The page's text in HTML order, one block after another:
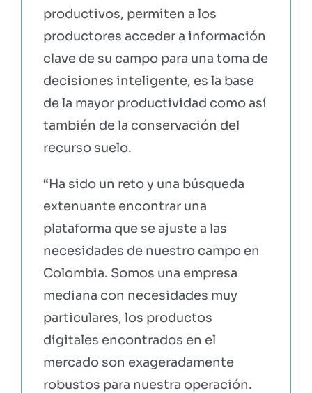
productivos, permiten a los
productores acceder a información
clave de su campo para una toma de
decisiones inteligente, es la base
de la mayor productividad como así
también de la conservación del
recurso suelo.
“Ha sido un reto y una búsqueda
extenuante encontrar una
plataforma que se ajuste a las
necesidades de nuestro campo en
Colombia. Somos una empresa
mediana con necesidades muy
particulares, los productos
digitales encontrados en el
mercado son exageradamente
robustos para nuestra operación.